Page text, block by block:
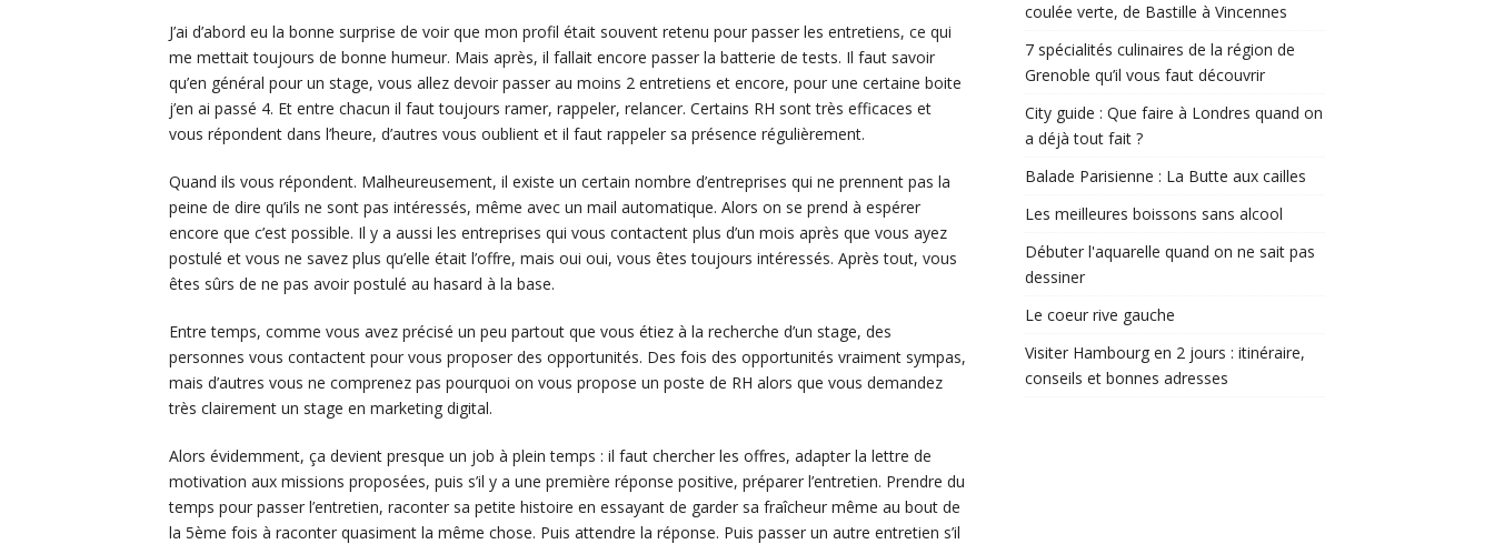
J’ai d’abord eu la bonne surprise de voir que mon profil était souvent retenu pour passer les entretiens, ce qui
me mettait toujours de bonne humeur. Mais après, il fallait encore passer la batterie de tests. Il faut savoir
qu’en général pour un stage, vous allez devoir passer au moins 2 entretiens et encore, pour une certaine boite
j’en ai passé 4. Et entre chacun il faut toujours ramer, rappeler, relancer. Certains RH sont très efficaces et
vous répondent dans l’heure, d’autres vous oublient et il faut rappeler sa présence régulièrement.
Quand ils vous répondent. Malheureusement, il existe un certain nombre d’entreprises qui ne prennent pas la
peine de dire qu’ils ne sont pas intéressés, même avec un mail automatique. Alors on se prend à espérer
encore que c’est possible. Il y a aussi les entreprises qui vous contactent plus d’un mois après que vous ayez
postulé et vous ne savez plus qu’elle était l’offre, mais oui oui, vous êtes toujours intéressés. Après tout, vous
êtes sûrs de ne pas avoir postulé au hasard à la base.
Entre temps, comme vous avez précisé un peu partout que vous étiez à la recherche d’un stage, des
personnes vous contactent pour vous proposer des opportunités. Des fois des opportunités vraiment sympas,
mais d’autres vous ne comprenez pas pourquoi on vous propose un poste de RH alors que vous demandez
très clairement un stage en marketing digital.
Alors évidemment, ça devient presque un job à plein temps : il faut chercher les offres, adapter la lettre de
motivation aux missions proposées, puis s’il y a une première réponse positive, préparer l’entretien. Prendre du
temps pour passer l’entretien, raconter sa petite histoire en essayant de garder sa fraîcheur même au bout de
la 5ème fois à raconter quasiment la même chose. Puis attendre la réponse. Puis passer un autre entretien s’il
coulée verte, de Bastille à Vincennes
7 spécialités culinaires de la région de
Grenoble qu’il vous faut découvrir
City guide : Que faire à Londres quand on
a déjà tout fait ?
Balade Parisienne : La Butte aux cailles
Les meilleures boissons sans alcool
Débuter l'aquarelle quand on ne sait pas
dessiner
Le coeur rive gauche
Visiter Hambourg en 2 jours : itinéraire,
conseils et bonnes adresses